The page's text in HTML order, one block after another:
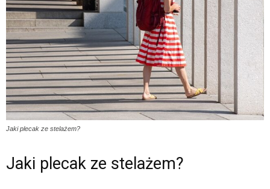
Jaki plecak ze stelażem?
Jaki plecak ze stelażem?